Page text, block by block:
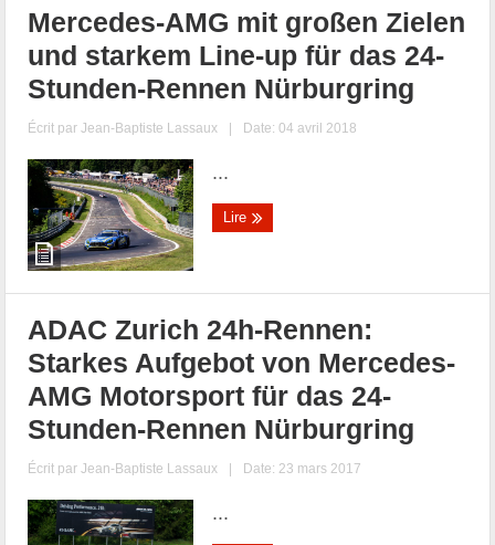
Mercedes-AMG mit großen Zielen
und starkem Line-up für das 24-
Stunden-Rennen Nürburgring
Écrit parJean-Baptiste Lassaux | Date: 04 avril 2018
...
Lire
ADAC Zurich 24h-Rennen:
Starkes Aufgebot von Mercedes-
AMG Motorsport für das 24-
Stunden-Rennen Nürburgring
Écrit parJean-Baptiste Lassaux | Date: 23 mars 2017
...